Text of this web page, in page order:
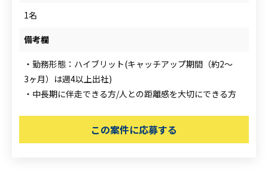
1名
備考欄
・勤務形態：ハイブリット(キャッチアップ期間（約2～
3ヶ月）は週4以上出社)
・中長期に伴走できる方/人との距離感を大切にできる方
この案件に応募する